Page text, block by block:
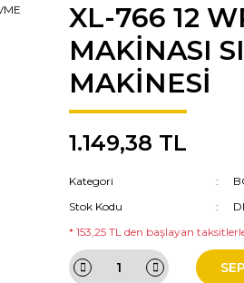
XL-766 12
MAKİNASI
MAKİNESİ
1.149,38 TL
Kategori
Stok Kodu
* 153,25 TL den başlayan